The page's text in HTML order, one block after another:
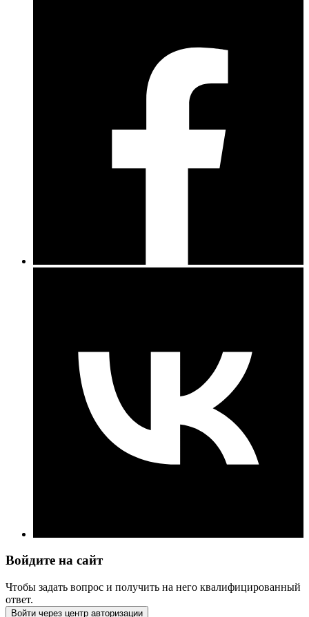
Войдите на сайт
Чтобы задать вопрос и получить на него квалифицированный
ответ.
Войти через центр авторизации